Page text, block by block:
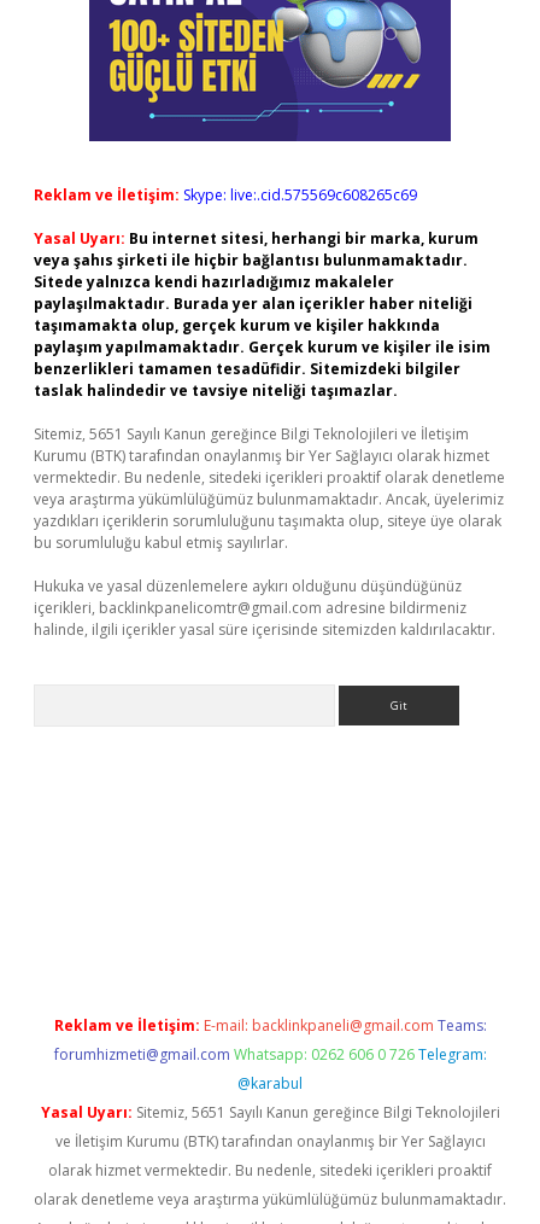
Reklam ve İletişim: Skype: live:.cid.575569c608265c69
Yasal Uyarı: Bu internet sitesi, herhangi bir marka, kurum
veya şahıs şirketi ile hiçbir bağlantısı bulunmamaktadır.
Sitede yalnızca kendi hazırladığımız makaleler
paylaşılmaktadır. Burada yer alan içerikler haber niteliği
taşımamakta olup, gerçek kurum ve kişiler hakkında
paylaşım yapılmamaktadır. Gerçek kurum ve kişiler ile isim
benzerlikleri tamamen tesadüfidir. Sitemizdeki bilgiler
taslak halindedir ve tavsiye niteliği taşımazlar.
Sitemiz, 5651 Sayılı Kanun gereğince Bilgi Teknolojileri ve İletişim
Kurumu (BTK) tarafından onaylanmış bir Yer Sağlayıcı olarak hizmet
vermektedir. Bu nedenle, sitedeki içerikleri proaktif olarak denetleme
veya araştırma yükümlülüğümüz bulunmamaktadır. Ancak, üyelerimiz
yazdıkları içeriklerin sorumluluğunu taşımakta olup, siteye üye olarak
bu sorumluluğu kabul etmiş sayılırlar.
Hukuka ve yasal düzenlemelere aykırı olduğunu düşündüğünüz
içerikleri, backlinkpanelicomtr@gmail.com adresine bildirmeniz
halinde, ilgili içerikler yasal süre içerisinde sitemizden kaldırılacaktır.
Reklam ve İletişim: E-mail: backlinkpaneli@gmail.com Teams:
forumhizmeti@gmail.com Whatsapp: 0262 606 0 726 Telegram:
@karabul
Yasal Uyarı: Sitemiz, 5651 Sayılı Kanun gereğince Bilgi Teknolojileri
ve İletişim Kurumu (BTK) tarafından onaylanmış bir Yer Sağlayıcı
olarak hizmet vermektedir. Bu nedenle, sitedeki içerikleri proaktif
olarak denetleme veya araştırma yükümlülüğümüz bulunmamaktadır.